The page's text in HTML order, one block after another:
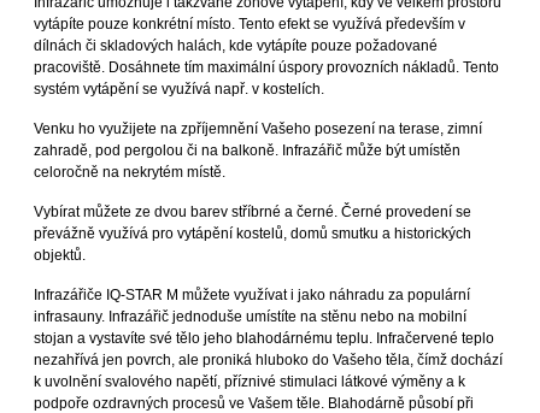
vytápíte pouze konkrétní místo. Tento efekt se využívá především v
dílnách či skladových halách, kde vytápíte pouze požadované
pracoviště. Dosáhnete tím maximální úspory provozních nákladů. Tento
systém vytápění se využívá např. v kostelích.
Venku ho využijete na zpříjemnění Vašeho posezení na terase, zimní
zahradě, pod pergolou či na balkoně. Infrazářič může být umístěn
celoročně na nekrytém místě.
Vybírat můžete ze dvou barev stříbrné a černé. Černé provedení se
převážně využívá pro vytápění kostelů, domů smutku a historických
objektů.
Infrazářiče IQ-STAR M můžete využívat i jako náhradu za populární
infrasauny. Infrazářič jednoduše umístíte na stěnu nebo na mobilní
stojan a vystavíte své tělo jeho blahodárnému teplu. Infračervené teplo
nezahřívá jen povrch, ale proniká hluboko do Vašeho těla, čímž dochází
k uvolnění svalového napětí, příznivé stimulaci látkové výměny a k
podpoře ozdravných procesů ve Vašem těle. Blahodárně působí při